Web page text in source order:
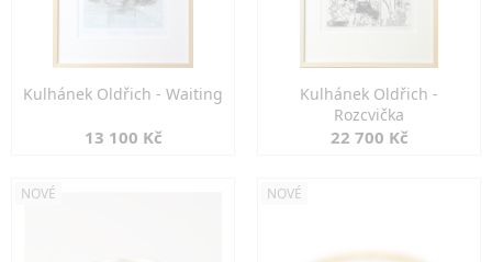
Kulhánek Oldřich - Waiting
13 100 Kč
Kulhánek Oldřich -
Rozcvička
22 700 Kč
NOVÉ NOVÉ